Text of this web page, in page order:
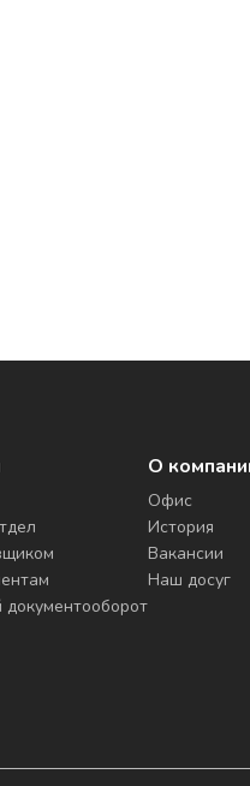
О
Офис
История
Вакансии
Наш досуг